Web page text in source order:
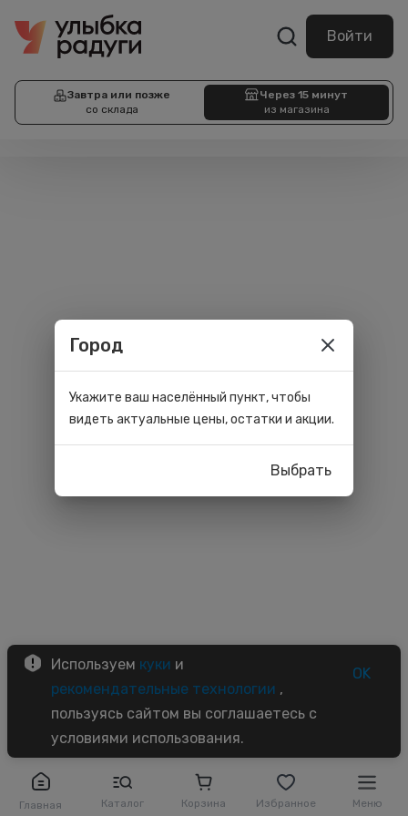
Войти
Завтра или позже
со склада
Через 15 минут
из магазина
Главная Каталог Корзина Избранное Меню
Используем куки и
рекомендательные технологии ,
пользуясь сайтом вы соглашаетесь с
условиями использования.
OK
Город
Укажите ваш населённый пункт, чтобы
видеть актуальные цены, остатки и акции.
Выбрать